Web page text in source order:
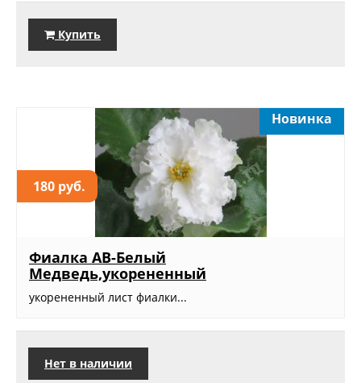
Купить
180 руб.
Новинка
Фиалка АВ-Белый
Медведь,укорененный
укорененный лист фиалки...
Нет в наличии